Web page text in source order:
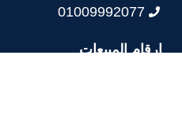
01009992077
ارقام المبيعات